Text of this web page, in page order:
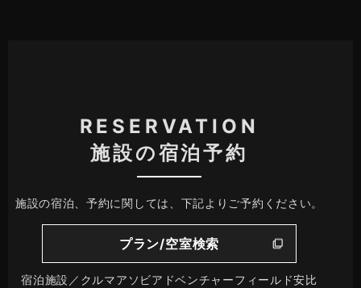
RESERVATION
施設の宿泊予約
施設の宿泊、予約に関しては、下記よりご予約ください。
プラン/空室検索
宿泊施設／クルマアソビアドベンチャーフィールド安比